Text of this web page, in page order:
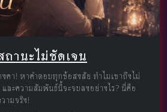
ถานะไม่ชัดเจน
คา! หาคำตอบทุกข้อสงสัย ทำไมเขาถึงไม่
ละความสัมพันธ์นี้จะจบลงอย่างไร? นี่คือ
ามจริง!